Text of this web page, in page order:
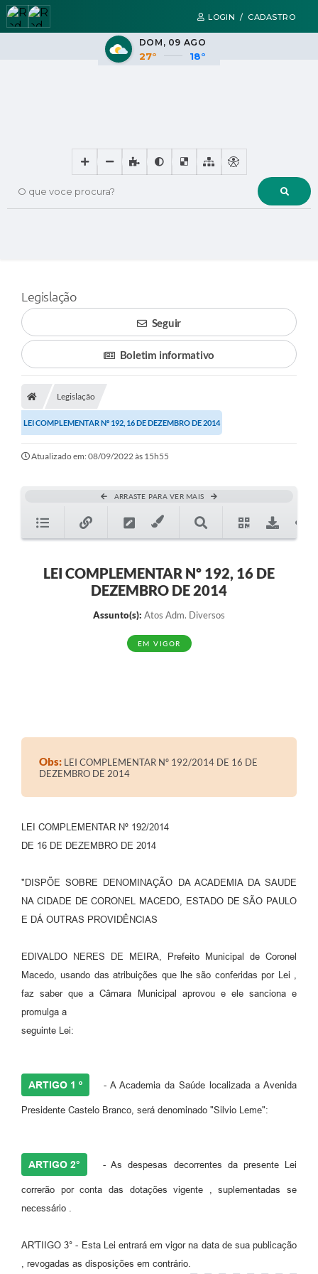
LOGIN / CADASTRO
O que voce procura?
DOM 09 AGO
27° 18°
Legislação
Seguir
Boletim informativo
Legislação
LEI COMPLEMENTAR Nº 192, 16 DE DEZEMBRO DE 2014
Atualizado em: 08/09/2022 às 15h55
ARRASTE PARA VER MAIS
LEI COMPLEMENTAR Nº 192, 16 DE
DEZEMBRO DE 2014
Assunto(s): Atos Adm. Diversos
EM VIGOR
Obs: LEI COMPLEMENTAR Nº 192/2014 DE 16 DE
DEZEMBRO DE 2014
LEI COMPLEMENTAR Nº 192/2014
DE 16 DE DEZEMBRO DE 2014
"DISPÕE SOBRE DENOMINAÇÃO DA ACADEMIA DA SAUDE
NA CIDADE DE CORONEL MACEDO, ESTADO DE SÃO PAULO
E DÁ OUTRAS PROVIDÊNCIAS
EDIVALDO NERES DE MEIRA, Prefeito Municipal de Coronel
Macedo, usando das atribuições que lhe são conferidas por Lei ,
faz saber que a Câmara Municipal aprovou e ele sanciona e
promulga a
seguinte Lei:
ARTIGO 1 º - A Academia da Saúde localizada a Avenida
Presidente Castelo Branco, será denominado "Silvio Leme":
ARTIGO 2° - As despesas decorrentes da presente Lei
correrão por conta das dotações vigente , suplementadas se
necessário .
AR'TIIGO 3° - Esta Lei entrará em vigor na data de sua publicação
, revogadas as disposições em contrário.